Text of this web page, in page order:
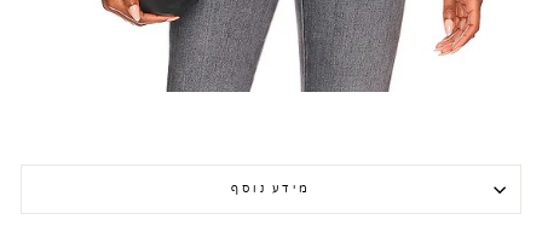
מידע נוסף